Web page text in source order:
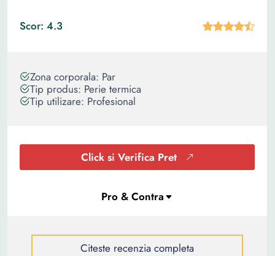
Scor: 4.3
Zona corporala: Par
Tip produs: Perie termica
Tip utilizare: Profesional
Click si Verifica Pret
Citeste recenzia completa